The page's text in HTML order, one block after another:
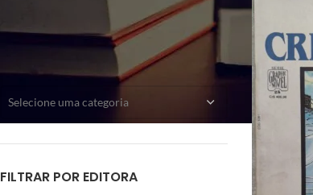
Selecione uma categoria
FILTRAR POR EDITORA